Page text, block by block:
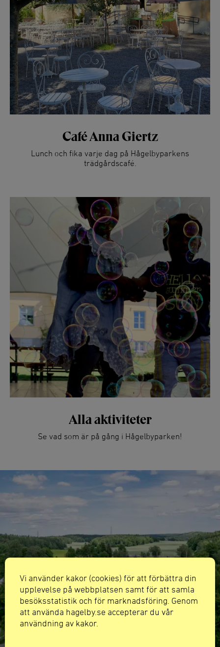
Café Anna Giertz
Lunch och fika varje dag på Hågelbyparkens
trädgårdscafé.
Alla aktiviteter
Se vad som är på gång i Hågelbyparken!
Vi använder kakor (cookies) för att förbättra din
upplevelse på webbplatsen samt för att samla
besöksstatistik och för marknadsföring. Genom
att använda hagelby.se accepterar du vår
användning av kakor.